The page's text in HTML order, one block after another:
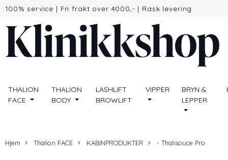
100% service | Fri frakt over 4000,- | Rask levering
THALION
FACE
THALION
BODY
LASHLIFT
BROWLIFT
VIPPER
BRYN &
LEPPER
Hjem Thalion FACE KABINPRODUKTER - Thalisouce Pro